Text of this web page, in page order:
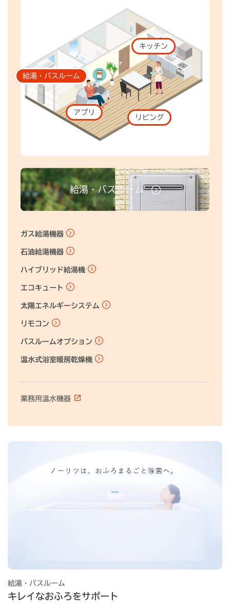
給湯・バスルーム
キッチン
アプリ
リビング
給湯・バスルーム
ガス給湯機器
石油給湯機器
ハイブリッド給湯機
エコキュート
太陽エネルギーシステム
リモコン
バスルームオプション
温水式浴室暖房乾燥機
業務用温水機器
給湯・バスルーム
キレイなおふろをサポート